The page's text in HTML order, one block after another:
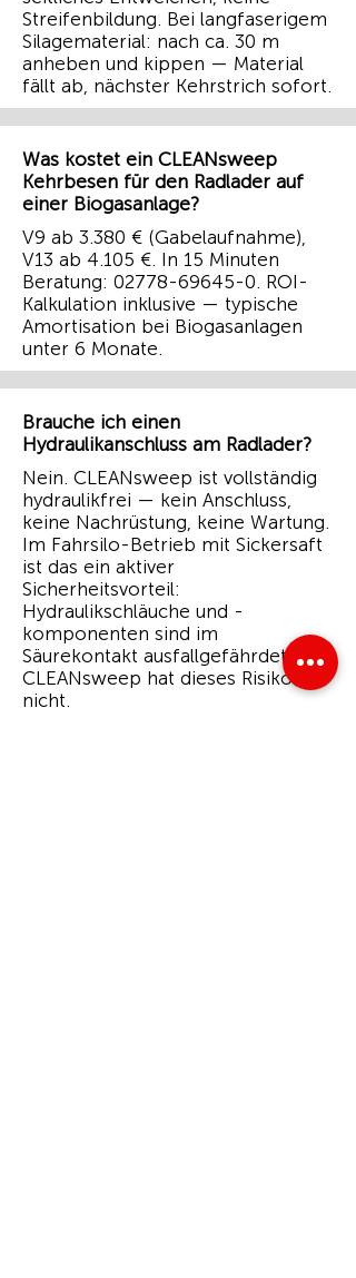
Streifenbildung. Bei langfaserigem
Silagematerial: nach ca. 30 m
anheben und kippen — Material
fällt ab, nächster Kehrstrich sofort.
Was kostet ein CLEANsweep
Kehrbesen für den Radlader auf
einer Biogasanlage?
V9 ab 3.380 € (Gabelaufnahme),
V13 ab 4.105 €. In 15 Minuten
Beratung: 02778-69645-0. ROI-
Kalkulation inklusive — typische
Amortisation bei Biogasanlagen
unter 6 Monate.
Brauche ich einen
Hydraulikanschluss am Radlader?
Nein. CLEANsweep ist vollständig
hydraulikfrei — kein Anschluss,
keine Nachrüstung, keine Wartung.
Im Fahrsilo-Betrieb mit Sickersaft
ist das ein aktiver
Sicherheitsvorteil:
Hydraulikschläuche und -
komponenten sind im
Säurekontakt ausfallgefährdet.
CLEANsweep hat dieses Risiko
nicht.